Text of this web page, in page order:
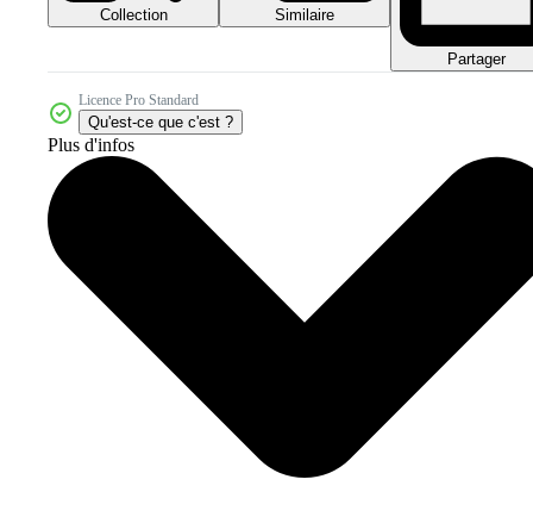
Collection Similaire
Partager
Licence Pro Standard
Qu'est-ce que c'est ?
Plus d'infos